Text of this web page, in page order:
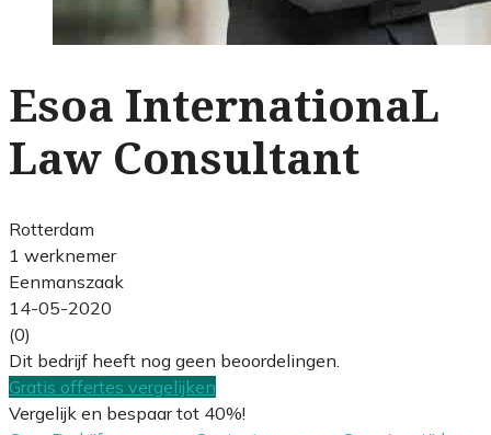
Esoa InternationaL
Law Consultant
Rotterdam
1 werknemer
Eenmanszaak
14-05-2020
(0)
Dit bedrijf heeft nog geen beoordelingen.
Gratis offertes vergelijken
Vergelijk en bespaar tot 40%!